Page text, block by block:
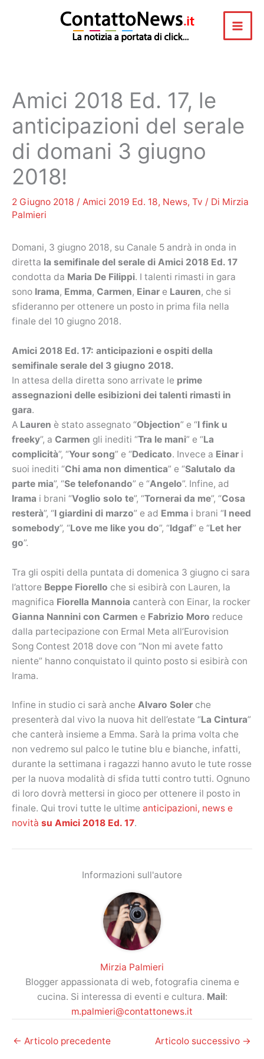
Amici 2018 Ed. 17, le
anticipazioni del serale
di domani 3 giugno
2018!
2 Giugno 2018 / Amici 2019 Ed. 18, News, Tv / Di Mirzia
Palmieri
Domani, 3 giugno 2018, su Canale 5 andrà in onda in
diretta la semifinale del serale di Amici 2018 Ed. 17
condotta da Maria De Filippi. I talenti rimasti in gara
sono Irama, Emma, Carmen, Einar e Lauren, che si
sfideranno per ottenere un posto in prima fila nella
finale del 10 giugno 2018.
Amici 2018 Ed. 17: anticipazioni e ospiti della
semifinale serale del 3 giugno 2018.
In attesa della diretta sono arrivate le prime
assegnazioni delle esibizioni dei talenti rimasti in
gara.
A Lauren è stato assegnato “Objection” e “I fink u
freeky”, a Carmen gli inediti “Tra le mani” e “La
complicità”, “Your song” e “Dedicato. Invece a Einar i
suoi inediti “Chi ama non dimentica” e “Salutalo da
parte mia”, “Se telefonando” e “Angelo”. Infine, ad
Irama i brani “Voglio solo te”, “Tornerai da me”, “Cosa
resterà”, “I giardini di marzo” e ad Emma i brani “I need
somebody”, “Love me like you do”, “Idgaf” e “Let her
go”.
Tra gli ospiti della puntata di domenica 3 giugno ci sara
l’attore Beppe Fiorello che si esibirà con Lauren, la
magnifica Fiorella Mannoia canterà con Einar, la rocker
Gianna Nannini con Carmen e Fabrizio Moro reduce
dalla partecipazione con Ermal Meta all’Eurovision
Song Contest 2018 dove con “Non mi avete fatto
niente” hanno conquistato il quinto posto si esibirà con
Irama.
Infine in studio ci sarà anche Alvaro Soler che
presenterà dal vivo la nuova hit dell’estate “La Cintura”
che canterà insieme a Emma. Sarà la prima volta che
non vedremo sul palco le tutine blu e bianche, infatti,
durante la settimana i ragazzi hanno avuto le tute rosse
per la nuova modalità di sfida tutti contro tutti. Ognuno
di loro dovrà mettersi in gioco per ottenere il posto in
finale. Qui trovi tutte le ultime anticipazioni, news e
novità su Amici 2018 Ed. 17.
Informazioni sull'autore
Mirzia Palmieri
Blogger appassionata di web, fotografia cinema e
cucina. Si interessa di eventi e cultura. Mail:
m.palmieri@contattonews.it
← Articolo precedente Articolo successivo →